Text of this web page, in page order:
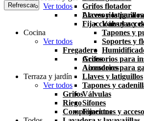
Grifos flotador
Llaves y latiguillos
Fijacciones y
Cocina
Ver todos
Fregadero
Grifos
Aireadores
Llaves y latiguillos
Tapones y
Válvulas
Sifones
Fijaciones y
Ver todos
Accesorios para
Válvulas y
Tapones y
Soportes y
Accesorios para
Accesorios para
Terraza y jardín
Ver todos
Grifos
Riego
Complementos